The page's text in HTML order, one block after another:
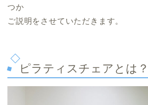
つか
ご説明をさせていただきます。
ピラティスチェアとは？